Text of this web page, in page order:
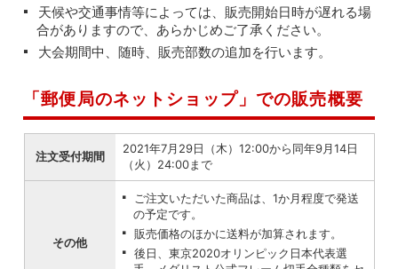
天候や交通事情等によっては、販売開始日時が遅れる場
合がありますので、あらかじめご了承ください。
大会期間中、随時、販売部数の追加を行います。
「郵便局のネットショップ」での販売概要
注文受付期間
2021年7月29日（木）12:00から同年9月14日
（火）24:00まで
その他
ご注文いただいた商品は、1か月程度で発送
の予定です。
販売価格のほかに送料が加算されます。
後日、東京2020オリンピック日本代表選